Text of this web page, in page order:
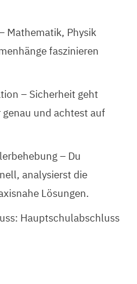
Mathematik, Physik
faszinieren
– Sicherheit geht
und achtest auf
– Du
analysierst die
Lösungen.
Hauptschulabschluss